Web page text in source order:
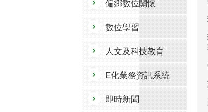
偏鄉數位關懷
數位學習
人文及科技教育
E化業務資訊系統
即時新聞